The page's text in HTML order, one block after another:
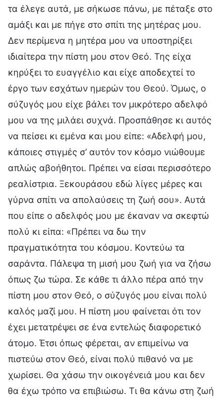
τα έλεγε αυτά, με σήκωσε πάνω, με πέταξε στο
αμάξι και με πήγε στο σπίτι της μητέρας μου.
Δεν περίμενα η μητέρα μου να υποστηρίξει
ιδιαίτερα την πίστη μου στον Θεό. Της είχα
κηρύξει το ευαγγέλιο και είχε αποδεχτεί το
έργο των εσχάτων ημερών του Θεού. Όμως, ο
σύζυγός μου είχε βάλει τον μικρότερο αδελφό
μου να της μιλάει συχνά. Προσπάθησε κι αυτός
να πείσει κι εμένα και μου είπε: «Αδελφή μου,
κάποιες στιγμές σ’ αυτόν τον κόσμο νιώθουμε
απλώς αβοήθητοι. Πρέπει να είσαι περισσότερο
ρεαλίστρια. Ξεκουράσου εδώ λίγες μέρες και
γύρνα σπίτι να απολαύσεις τη ζωή σου». Αυτά
που είπε ο αδελφός μου με έκαναν να σκεφτώ
πολύ κι είπα: «Πρέπει να δω την
πραγματικότητα του κόσμου. Κοντεύω τα
σαράντα. Πάλεψα τη μισή μου ζωή για να ζήσω
όπως ζω τώρα. Σε κάθε τι άλλο πέρα από την
πίστη μου στον Θεό, ο σύζυγός μου είναι πολύ
καλός μαζί μου. Η πίστη μου φαίνεται ότι τον
έχει μετατρέψει σε ένα εντελώς διαφορετικό
άτομο. Έτσι όπως φέρεται, αν επιμείνω να
πιστεύω στον Θεό, είναι πολύ πιθανό να με
χωρίσει. Θα χάσω την οικογένειά μου και δεν
θα έχω τρόπο να επιβιώσω. Τι θα κάνω στη ζωή